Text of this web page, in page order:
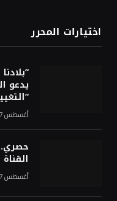
اختيارات المحرر
يدعو
أغسطس 7, 2026
أغسطس 7, 2026